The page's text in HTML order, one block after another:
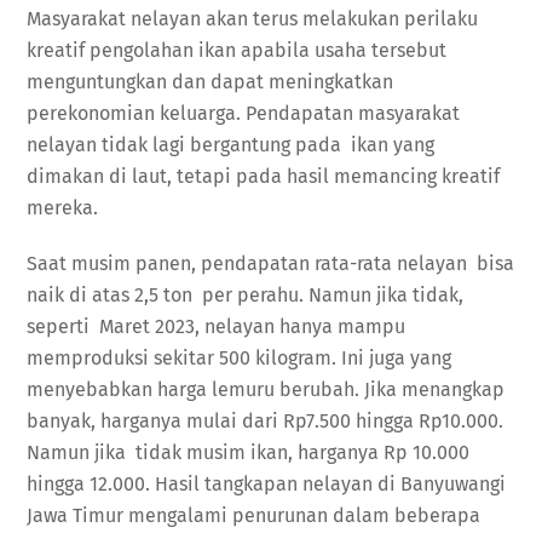
Masyarakat nelayan akan terus melakukan perilaku
kreatif pengolahan ikan apabila usaha tersebut
menguntungkan dan dapat meningkatkan
perekonomian keluarga. Pendapatan masyarakat
nelayan tidak lagi bergantung pada ikan yang
dimakan di laut, tetapi pada hasil memancing kreatif
mereka.
Saat musim panen, pendapatan rata-rata nelayan bisa
naik di atas 2,5 ton per perahu. Namun jika tidak,
seperti Maret 2023, nelayan hanya mampu
memproduksi sekitar 500 kilogram. Ini juga yang
menyebabkan harga lemuru berubah. Jika menangkap
banyak, harganya mulai dari Rp7.500 hingga Rp10.000.
Namun jika tidak musim ikan, harganya Rp 10.000
hingga 12.000. Hasil tangkapan nelayan di Banyuwangi
Jawa Timur mengalami penurunan dalam beberapa